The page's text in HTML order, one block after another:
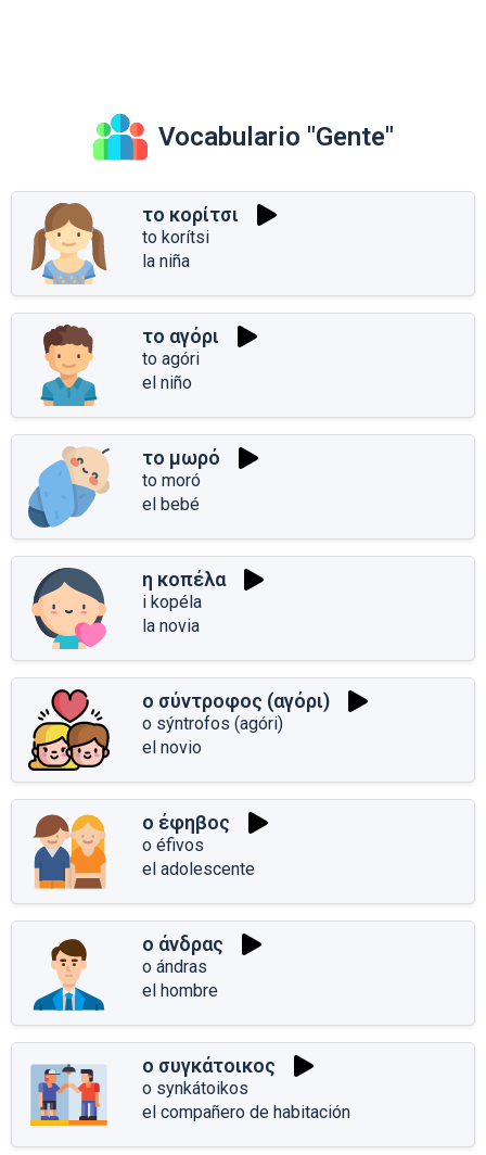
Vocabulario "Gente"
το κορίτσι
to korítsi
la niña
το αγόρι
to agóri
el niño
το μωρό
to moró
el bebé
η κοπέλα
i kopéla
la novia
ο σύντροφος (αγόρι)
o sýntrofos (agóri)
el novio
ο έφηβος
o éfivos
el adolescente
ο άνδρας
o ándras
el hombre
ο συγκάτοικος
o synkátoikos
el compañero de habitación